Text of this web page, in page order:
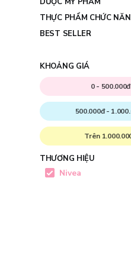
THỰC PHẨM CHỨC
BEST SELLER
KHOẢNG GIÁ
0 - 500.000đ
500.000đ -
Trên
THƯƠNG HIỆU
Nivea